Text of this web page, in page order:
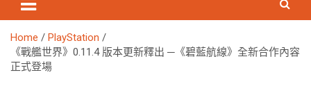
Home
PlayStation
《戰艦世界》0.11.4 版本更新釋出 ─《碧藍航線》全新合作內容
正式登場